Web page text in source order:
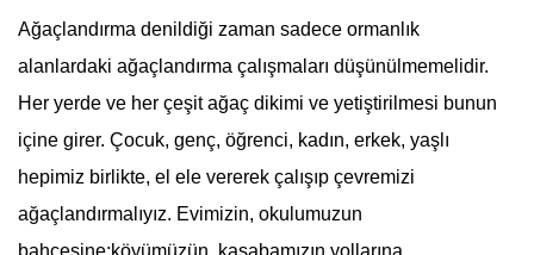
Ağaçlandırma denildiği zaman sadece ormanlık
alanlardaki ağaçlandırma çalışmaları düşünülmemelidir.
Her yerde ve her çeşit ağaç dikimi ve yetiştirilmesi bunun
içine girer. Çocuk, genç, öğrenci, kadın, erkek, yaşlı
hepimiz birlikte, el ele vererek çalışıp çevremizi
ağaçlandırmalıyız. Evimizin, okulumuzun
bahçesine;köyümüzün, kasabamızın yollarına,